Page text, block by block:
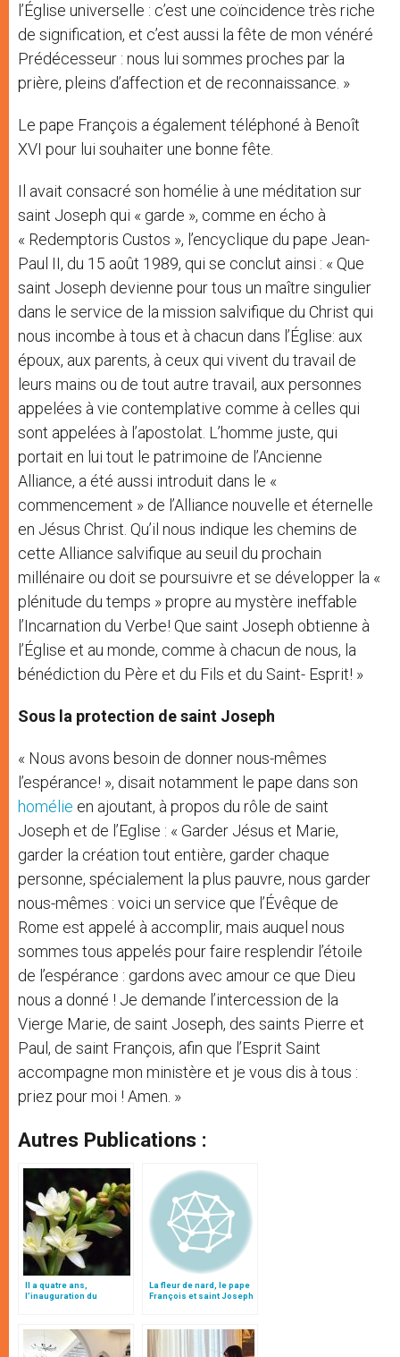
l’Église universelle : c’est une coïncidence très riche
de signification, et c’est aussi la fête de mon vénéré
Prédécesseur : nous lui sommes proches par la
prière, pleins d’affection et de reconnaissance. »
Le pape François a également téléphoné à Benoît
XVI pour lui souhaiter une bonne fête.
Il avait consacré son homélie à une méditation sur
saint Joseph qui « garde », comme en écho à
« Redemptoris Custos », l’encyclique du pape Jean-
Paul II, du 15 août 1989, qui se conclut ainsi : « Que
saint Joseph devienne pour tous un maître singulier
dans le service de la mission salvifique du Christ qui
nous incombe à tous et à chacun dans l’Église: aux
époux, aux parents, à ceux qui vivent du travail de
leurs mains ou de tout autre travail, aux personnes
appelées à vie contemplative comme à celles qui
sont appelées à l’apostolat. L’homme juste, qui
portait en lui tout le patrimoine de l’Ancienne
Alliance, a été aussi introduit dans le «
commencement » de l’Alliance nouvelle et éternelle
en Jésus Christ. Qu’il nous indique les chemins de
cette Alliance salvifique au seuil du prochain
millénaire ou doit se poursuivre et se développer la «
plénitude du temps » propre au mystère ineffable
l’Incarnation du Verbe! Que saint Joseph obtienne à
l’Église et au monde, comme à chacun de nous, la
bénédiction du Père et du Fils et du Saint- Esprit! »
Sous la protection de saint Joseph
« Nous avons besoin de donner nous-mêmes
l’espérance! », disait notamment le pape dans son
homélie en ajoutant, à propos du rôle de saint
Joseph et de l’Eglise : « Garder Jésus et Marie,
garder la création tout entière, garder chaque
personne, spécialement la plus pauvre, nous garder
nous-mêmes : voici un service que l’Évêque de
Rome est appelé à accomplir, mais auquel nous
sommes tous appelés pour faire resplendir l’étoile
de l’espérance : gardons avec amour ce que Dieu
nous a donné ! Je demande l’intercession de la
Vierge Marie, de saint Joseph, des saints Pierre et
Paul, de saint François, afin que l’Esprit Saint
accompagne mon ministère et je vous dis à tous :
priez pour moi ! Amen. »
Autres Publications :
Il a quatre ans,
l’inauguration du
La fleur de nard, le pape
François et saint Joseph